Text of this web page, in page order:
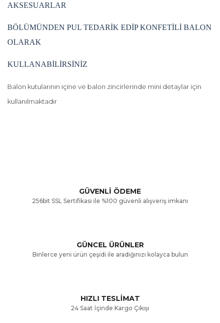
AKSESUARLAR
BÖLÜMÜNDEN PUL TEDARİK EDİP KONFETİLİ BALON
OLARAK
KULLANABİLİRSİNİZ
Balon kutularının içine ve balon zincirlerinde mini detaylar için
kullanılmaktadır
Ürün resmi kalitesiz, bozuk veya görüntülenemiyor.
Ürün bilgilerinde hatalar bulunuyor.
GÜVENLİ ÖDEME
256bit SSL Sertifikası ile %100 güvenli alışveriş imkanı
GÜNCEL ÜRÜNLER
Binlerce yeni ürün çeşidi ile aradığınızı kolayca bulun
HIZLI TESLİMAT
24 Saat İçinde Kargo Çıkışı